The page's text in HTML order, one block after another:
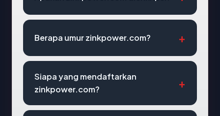
Berapa umur zinkpower.com?
Siapa yang mendaftarkan
zinkpower.com?